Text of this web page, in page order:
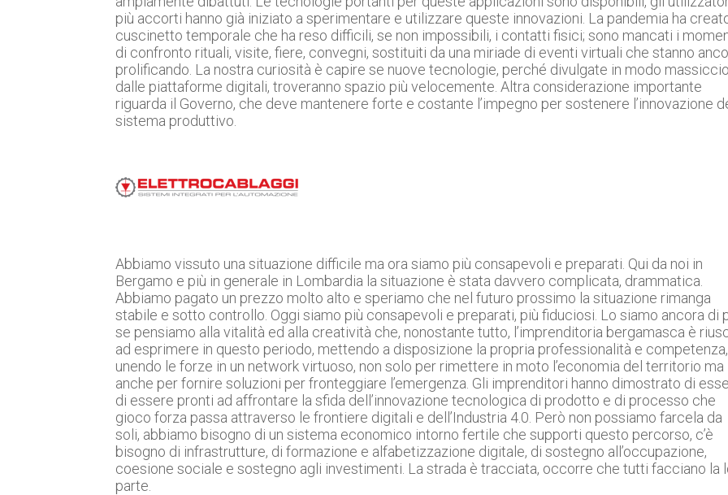
più accorti hanno già iniziato a sperimentare e utilizzare queste innovazioni. La pandemia ha
cuscinetto temporale che ha reso difficili, se non impossibili, i contatti fisici; sono mancati i
di confronto rituali, visite, fiere, convegni, sostituiti da una miriade di eventi virtuali che stanno
prolificando. La nostra curiosità è capire se nuove tecnologie, perché divulgate in modo massiccio
dalle piattaforme digitali, troveranno spazio più velocemente. Altra considerazione importante
riguarda il Governo, che deve mantenere forte e costante l’impegno per sostenere l’innovazione
sistema produttivo.
Abbiamo vissuto una situazione difficile ma ora siamo più consapevoli e preparati. Qui da noi in
Bergamo e più in generale in Lombardia la situazione è stata davvero complicata, drammatica.
Abbiamo pagato un prezzo molto alto e speriamo che nel futuro prossimo la situazione rimanga
stabile e sotto controllo. Oggi siamo più consapevoli e preparati, più fiduciosi. Lo siamo ancora di
se pensiamo alla vitalità ed alla creatività che, nonostante tutto, l’imprenditoria bergamasca è
ad esprimere in questo periodo, mettendo a disposizione la propria professionalità e competenza,
unendo le forze in un network virtuoso, non solo per rimettere in moto l’economia del territorio ma
anche per fornire soluzioni per fronteggiare l’emergenza. Gli imprenditori hanno dimostrato di
di essere pronti ad affrontare la sfida dell’innovazione tecnologica di prodotto e di processo che
gioco forza passa attraverso le frontiere digitali e dell’Industria 4.0. Però non possiamo farcela da
soli, abbiamo bisogno di un sistema economico intorno fertile che supporti questo percorso, c’è
bisogno di infrastrutture, di formazione e alfabetizzazione digitale, di sostegno all’occupazione,
coesione sociale e sostegno agli investimenti. La strada è tracciata, occorre che tutti facciano la
parte.